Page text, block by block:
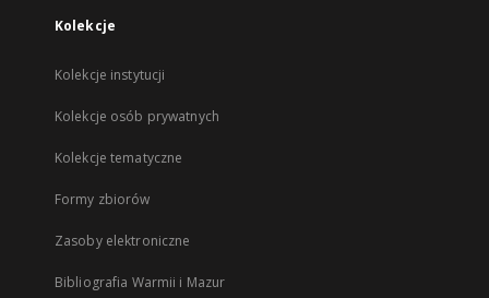
Kolekcje
Kolekcje instytucji
Kolekcje osób prywatnych
Kolekcje tematyczne
Formy zbiorów
Zasoby elektroniczne
Bibliografia Warmii i Mazur